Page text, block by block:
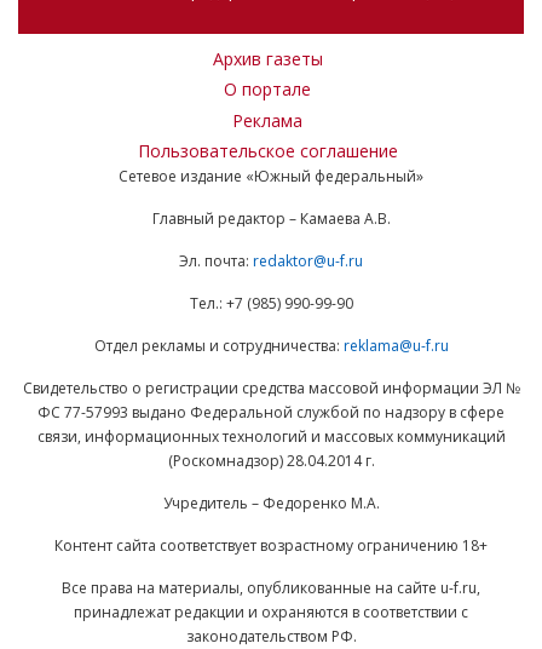
Архив газеты
О портале
Реклама
Пользовательское соглашение
Сетевое издание «Южный федеральный»
Главный редактор – Камаева А.В.
Эл. почта: redaktor@u-f.ru
Тел.: +7 (985) 990-99-90
Отдел рекламы и сотрудничества: reklama@u-f.ru
Свидетельство о регистрации средства массовой информации ЭЛ №
ФС 77-57993 выдано Федеральной службой по надзору в сфере
связи, информационных технологий и массовых коммуникаций
(Роскомнадзор) 28.04.2014 г.
Учредитель – Федоренко М.А.
Контент сайта соответствует возрастному ограничению 18+
Все права на материалы, опубликованные на сайте u-f.ru,
принадлежат редакции и охраняются в соответствии с
законодательством РФ.